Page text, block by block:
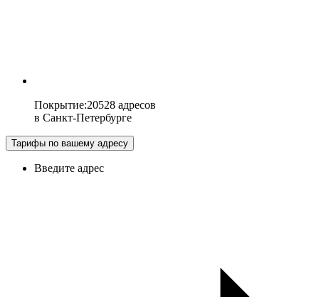
Покрытие:20528 адресов
в Санкт-Петербурге
Тарифы по вашему адресу
Введите адрес